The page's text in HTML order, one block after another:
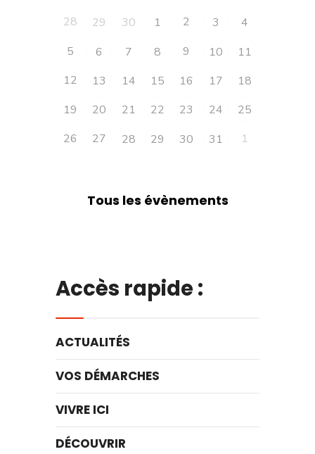
28 29 30 1 2 3
4
5
6 7 8 9 10
11
12
13 14 15 16 17
18
19
20 21 22 23 24
25
26
27 28 29 30 31 1
Tous les évènements
Accès rapide :
ACTUALITÉS
VOS DÉMARCHES
VIVRE ICI
DÉCOUVRIR